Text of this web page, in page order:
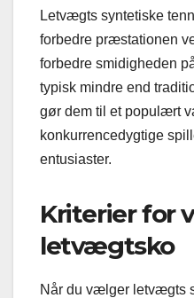
Letvægts syntetiske
forbedre præstationen
forbedre smidigheden
typisk mindre end
gør dem til et populært
konkurrencedygtige
entusiaster.
Kriterier for
letvægtsko
Når du vælger letvægts